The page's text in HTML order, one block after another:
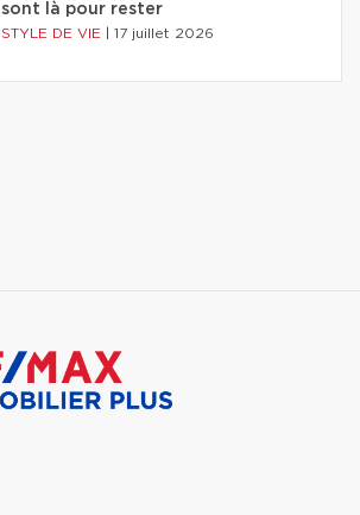
sont là pour rester
STYLE DE VIE 17 juillet 2026